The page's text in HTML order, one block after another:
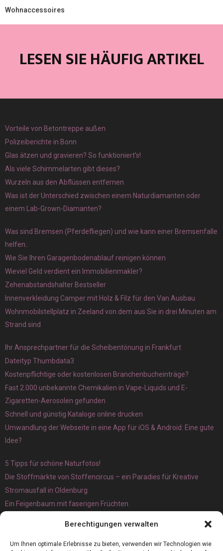
Berechtigungen verwalten
Um Ihnen optimale Erlebnisse zu bieten, verwenden wir Technologien wie
Wohnaccessoires
LESEN SIE HÄUFIG ARTIKEL
Vorteile von Betontreppe außen
Polizeiberichte in Bonn
Glas ätzen und gravieren? So funktioniert’s!
Als viele Schimmelarten gibt dieses?
Wurzeln aus den Abflüssen entfernen
Was ist der Unterschied zwischen einem Naturdiamanten oder
einem Lab-Grown-Diamanten?
Was sind Bremsen (Pferdefliegen) und wie kann einer Bremsenfalle
helfen..
Wie Sie Ihren Garagenbodenablauf reinigen können
Wieviel Geld verdient ein Immobilienmakler?
Zehenabstandshalter Bestseller
Innenverkleidung Camper mit Holz & Filz für den Van Ausbau
Wohnmobilstellplatz in Zeeland von dem aus Sie in drei Minuten am
Strand sind
Ihr Ansprechpartner für die Scheibentönung in Frankfurt
Dateityp Thumbdata3
Kostenpflichtige oder kostenlosen Branchenbucheinträge?
Fast 2.000 unbekannte Chemikalien in Vape-Liquids und E-
Zigaretten-Aerosolen gefunden
Schnell und günstig Kataloge online drucken
Umwandlung der Webseite in eine App für iOS & Android: Eine gute
Idee?
5 Tipps für schöne Naturfotos!
Die Stoffmärkte von Stoffencircus – ein Paradies für Kreative
Stromausfall in Oldenburg
Ein Feigenbaum mit faserigen Früchten
Magnetangeln